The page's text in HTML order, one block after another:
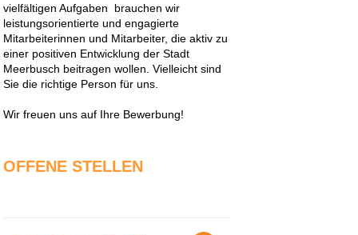
vielfältigen Aufgaben brauchen wir
leistungsorientierte und engagierte
Mitarbeiterinnen und Mitarbeiter, die aktiv zu
einer positiven Entwicklung der Stadt
Meerbusch beitragen wollen. Vielleicht sind
Sie die richtige Person für uns.
Wir freuen uns auf Ihre Bewerbung!
OFFENE STELLEN